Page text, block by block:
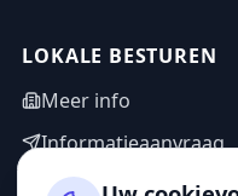
LOKALE BESTUREN
Meer info
Informatieaanvraag
Adminzone